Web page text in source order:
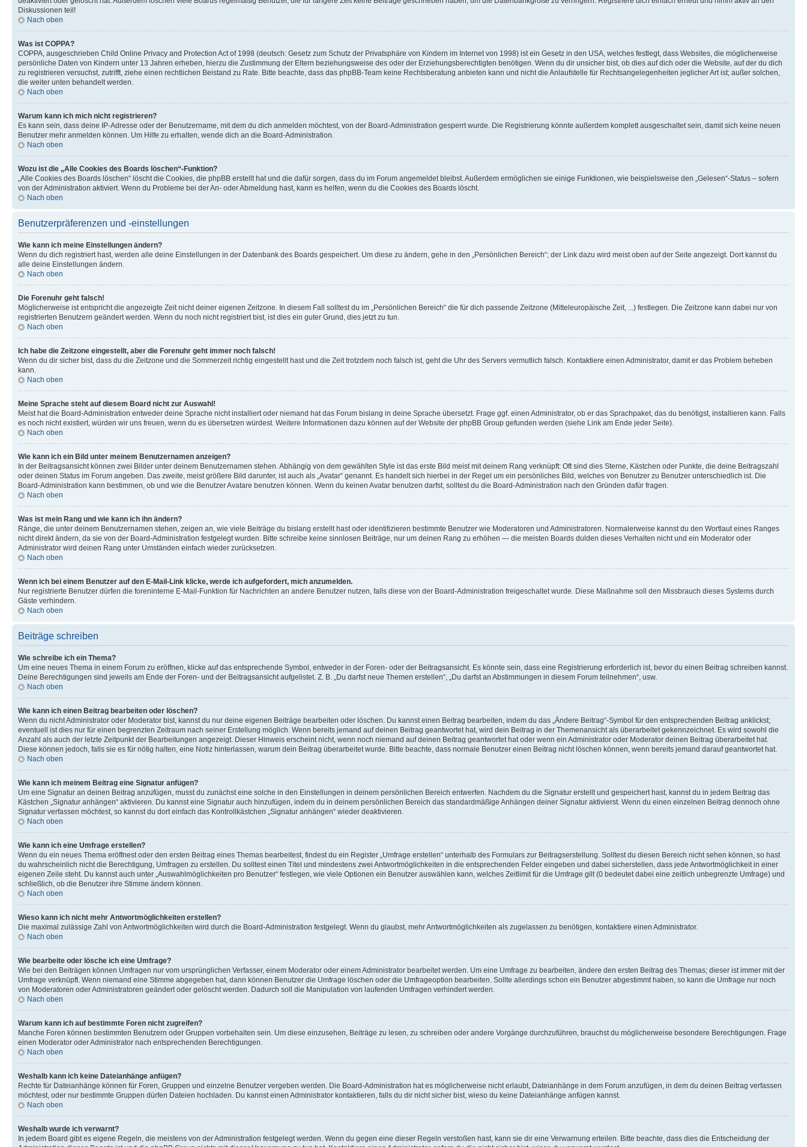
Diskussionen teil!
Nach oben
Was ist COPPA?
COPPA, ausgeschrieben Child Online Privacy and Protection Act of 1998 (deutsch: Gesetz zum Schutz der Privatsphäre von Kindern im Internet von 1998) ist ein Gesetz in den USA, welches festlegt, dass Websites, die möglicherweise
persönliche Daten von Kindern unter 13 Jahren erheben, hierzu die Zustimmung der Eltern beziehungsweise des oder der Erziehungsberechtigten benötigen. Wenn du dir unsicher bist, ob dies auf dich oder die Website, auf der du dich
zu registrieren versuchst, zutrifft, ziehe einen rechtlichen Beistand zu Rate. Bitte beachte, dass das phpBB-Team keine Rechtsberatung anbieten kann und nicht die Anlaufstelle für Rechtsangelegenheiten jeglicher Art ist; außer solchen,
die weiter unten behandelt werden.
Nach oben
Warum kann ich mich nicht registrieren?
Es kann sein, dass deine IP-Adresse oder der Benutzername, mit dem du dich anmelden möchtest, von der Board-Administration gesperrt wurde. Die Registrierung könnte außerdem komplett ausgeschaltet sein, damit sich keine neuen
Benutzer mehr anmelden können. Um Hilfe zu erhalten, wende dich an die Board-Administration.
Nach oben
Wozu ist die „Alle Cookies des Boards löschen“-Funktion?
„Alle Cookies des Boards löschen“ löscht die Cookies, die phpBB erstellt hat und die dafür sorgen, dass du im Forum angemeldet bleibst. Außerdem ermöglichen sie einige Funktionen, wie beispielsweise den „Gelesen“-Status – sofern
von der Administration aktiviert. Wenn du Probleme bei der An- oder Abmeldung hast, kann es helfen, wenn du die Cookies des Boards löscht.
Nach oben
Benutzerpräferenzen und -einstellungen
Wie kann ich meine Einstellungen ändern?
Wenn du dich registriert hast, werden alle deine Einstellungen in der Datenbank des Boards gespeichert. Um diese zu ändern, gehe in den „Persönlichen Bereich“; der Link dazu wird meist oben auf der Seite angezeigt. Dort kannst du
alle deine Einstellungen ändern.
Nach oben
Die Forenuhr geht falsch!
Möglicherweise ist entspricht die angezeigte Zeit nicht deiner eigenen Zeitzone. In diesem Fall solltest du im „Persönlichen Bereich“ die für dich passende Zeitzone (Mitteleuropäische Zeit, ...) festlegen. Die Zeitzone kann dabei nur von
registrierten Benutzern geändert werden. Wenn du noch nicht registriert bist, ist dies ein guter Grund, dies jetzt zu tun.
Nach oben
Ich habe die Zeitzone eingestellt, aber die Forenuhr geht immer noch falsch!
Wenn du dir sicher bist, dass du die Zeitzone und die Sommerzeit richtig eingestellt hast und die Zeit trotzdem noch falsch ist, geht die Uhr des Servers vermutlich falsch. Kontaktiere einen Administrator, damit er das Problem beheben
kann.
Nach oben
Meine Sprache steht auf diesem Board nicht zur Auswahl!
Meist hat die Board-Administration entweder deine Sprache nicht installiert oder niemand hat das Forum bislang in deine Sprache übersetzt. Frage ggf. einen Administrator, ob er das Sprachpaket, das du benötigst, installieren kann. Falls
es noch nicht existiert, würden wir uns freuen, wenn du es übersetzen würdest. Weitere Informationen dazu können auf der Website der phpBB Group gefunden werden (siehe Link am Ende jeder Seite).
Nach oben
Wie kann ich ein Bild unter meinem Benutzernamen anzeigen?
In der Beitragsansicht können zwei Bilder unter deinem Benutzernamen stehen. Abhängig von dem gewählten Style ist das erste Bild meist mit deinem Rang verknüpft: Oft sind dies Sterne, Kästchen oder Punkte, die deine Beitragszahl
oder deinen Status im Forum angeben. Das zweite, meist größere Bild darunter, ist auch als „Avatar“ genannt. Es handelt sich hierbei in der Regel um ein persönliches Bild, welches von Benutzer zu Benutzer unterschiedlich ist. Die
Board-Administration kann bestimmen, ob und wie die Benutzer Avatare benutzen können. Wenn du keinen Avatar benutzen darfst, solltest du die Board-Administration nach den Gründen dafür fragen.
Nach oben
Was ist mein Rang und wie kann ich ihn ändern?
Ränge, die unter deinem Benutzernamen stehen, zeigen an, wie viele Beiträge du bislang erstellt hast oder identifizieren bestimmte Benutzer wie Moderatoren und Administratoren. Normalerweise kannst du den Wortlaut eines Ranges
nicht direkt ändern, da sie von der Board-Administration festgelegt wurden. Bitte schreibe keine sinnlosen Beiträge, nur um deinen Rang zu erhöhen — die meisten Boards dulden dieses Verhalten nicht und ein Moderator oder
Administrator wird deinen Rang unter Umständen einfach wieder zurücksetzen.
Nach oben
Wenn ich bei einem Benutzer auf den E-Mail-Link klicke, werde ich aufgefordert, mich anzumelden.
Nur registrierte Benutzer dürfen die foreninterne E-Mail-Funktion für Nachrichten an andere Benutzer nutzen, falls diese von der Board-Administration freigeschaltet wurde. Diese Maßnahme soll den Missbrauch dieses Systems durch
Gäste verhindern.
Nach oben
Beiträge schreiben
Wie schreibe ich ein Thema?
Um eine neues Thema in einem Forum zu eröffnen, klicke auf das entsprechende Symbol, entweder in der Foren- oder der Beitragsansicht. Es könnte sein, dass eine Registrierung erforderlich ist, bevor du einen Beitrag schreiben kannst.
Deine Berechtigungen sind jeweils am Ende der Foren- und der Beitragsansicht aufgelistet. Z. B. „Du darfst neue Themen erstellen“, „Du darfst an Abstimmungen in diesem Forum teilnehmen“, usw.
Nach oben
Wie kann ich einen Beitrag bearbeiten oder löschen?
Wenn du nicht Administrator oder Moderator bist, kannst du nur deine eigenen Beiträge bearbeiten oder löschen. Du kannst einen Beitrag bearbeiten, indem du das „Ändere Beitrag“-Symbol für den entsprechenden Beitrag anklickst;
eventuell ist dies nur für einen begrenzten Zeitraum nach seiner Erstellung möglich. Wenn bereits jemand auf deinen Beitrag geantwortet hat, wird dein Beitrag in der Themenansicht als überarbeitet gekennzeichnet. Es wird sowohl die
Anzahl als auch der letzte Zeitpunkt der Bearbeitungen angezeigt. Dieser Hinweis erscheint nicht, wenn noch niemand auf deinen Beitrag geantwortet hat oder wenn ein Administrator oder Moderator deinen Beitrag überarbeitet hat.
Diese können jedoch, falls sie es für nötig halten, eine Notiz hinterlassen, warum dein Beitrag überarbeitet wurde. Bitte beachte, dass normale Benutzer einen Beitrag nicht löschen können, wenn bereits jemand darauf geantwortet hat.
Nach oben
Wie kann ich meinem Beitrag eine Signatur anfügen?
Um eine Signatur an deinen Beitrag anzufügen, musst du zunächst eine solche in den Einstellungen in deinem persönlichen Bereich entwerfen. Nachdem du die Signatur erstellt und gespeichert hast, kannst du in jedem Beitrag das
Kästchen „Signatur anhängen“ aktivieren. Du kannst eine Signatur auch hinzufügen, indem du in deinem persönlichen Bereich das standardmäßige Anhängen deiner Signatur aktivierst. Wenn du einen einzelnen Beitrag dennoch ohne
Signatur verfassen möchtest, so kannst du dort einfach das Kontrollkästchen „Signatur anhängen“ wieder deaktivieren.
Nach oben
Wie kann ich eine Umfrage erstellen?
Wenn du ein neues Thema eröffnest oder den ersten Beitrag eines Themas bearbeitest, findest du ein Register „Umfrage erstellen“ unterhalb des Formulars zur Beitragserstellung. Solltest du diesen Bereich nicht sehen können, so hast
du wahrscheinlich nicht die Berechtigung, Umfragen zu erstellen. Du solltest einen Titel und mindestens zwei Antwortmöglichkeiten in die entsprechenden Felder eingeben und dabei sicherstellen, dass jede Antwortmöglichkeit in einer
eigenen Zeile steht. Du kannst auch unter „Auswahlmöglichkeiten pro Benutzer“ festlegen, wie viele Optionen ein Benutzer auswählen kann, welches Zeitlimit für die Umfrage gilt (0 bedeutet dabei eine zeitlich unbegrenzte Umfrage) und
schließlich, ob die Benutzer ihre Stimme ändern können.
Nach oben
Wieso kann ich nicht mehr Antwortmöglichkeiten erstellen?
Die maximal zulässige Zahl von Antwortmöglichkeiten wird durch die Board-Administration festgelegt. Wenn du glaubst, mehr Antwortmöglichkeiten als zugelassen zu benötigen, kontaktiere einen Administrator.
Nach oben
Wie bearbeite oder lösche ich eine Umfrage?
Wie bei den Beiträgen können Umfragen nur vom ursprünglichen Verfasser, einem Moderator oder einem Administrator bearbeitet werden. Um eine Umfrage zu bearbeiten, ändere den ersten Beitrag des Themas; dieser ist immer mit der
Umfrage verknüpft. Wenn niemand eine Stimme abgegeben hat, dann können Benutzer die Umfrage löschen oder die Umfrageoption bearbeiten. Sollte allerdings schon ein Benutzer abgestimmt haben, so kann die Umfrage nur noch
von Moderatoren oder Administratoren geändert oder gelöscht werden. Dadurch soll die Manipulation von laufenden Umfragen verhindert werden.
Nach oben
Warum kann ich auf bestimmte Foren nicht zugreifen?
Manche Foren können bestimmten Benutzern oder Gruppen vorbehalten sein. Um diese einzusehen, Beiträge zu lesen, zu schreiben oder andere Vorgänge durchzuführen, brauchst du möglicherweise besondere Berechtigungen. Frage
einen Moderator oder Administrator nach entsprechenden Berechtigungen.
Nach oben
Weshalb kann ich keine Dateianhänge anfügen?
Rechte für Dateianhänge können für Foren, Gruppen und einzelne Benutzer vergeben werden. Die Board-Administration hat es möglicherweise nicht erlaubt, Dateianhänge in dem Forum anzufügen, in dem du deinen Beitrag verfassen
möchtest, oder nur bestimmte Gruppen dürfen Dateien hochladen. Du kannst einen Administrator kontaktieren, falls du dir nicht sicher bist, wieso du keine Dateianhänge anfügen kannst.
Nach oben
Weshalb wurde ich verwarnt?
In jedem Board gibt es eigene Regeln, die meistens von der Administration festgelegt werden. Wenn du gegen eine dieser Regeln verstoßen hast, kann sie dir eine Verwarnung erteilen. Bitte beachte, dass dies die Entscheidung der